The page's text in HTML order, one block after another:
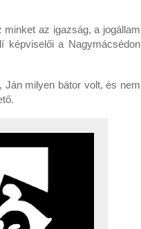
az igazság, a jogállam
képviselői a Nagymácsédon
Ján milyen bátor volt, és nem